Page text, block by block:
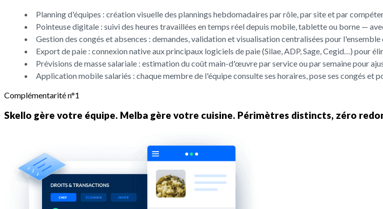
Planning d'équipes : création visuelle des plannings hebdomadaires par rôle, par site et par
Pointeuse digitale : suivi des heures travaillées en temps réel depuis mobile, tablette ou borne —
Gestion des congés et absences : demandes, validation et visualisation centralisées pour l'ensemble
Export de paie : connexion native aux principaux logiciels de paie (Silae, ADP, Sage, Cegid…) pour
Prévisions de masse salariale : estimation du coût main-d'œuvre par service ou par semaine pour
Application mobile salariés : chaque membre de l'équipe consulte ses horaires, pose ses congés
Complémentarité n°1
Skello gère votre équipe. Melba gère votre cuisine. Périmètres distincts, zéro